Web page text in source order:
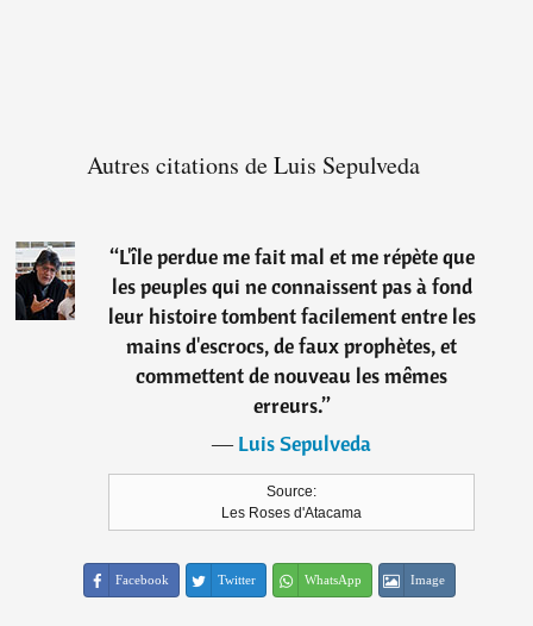
Autres citations de Luis Sepulveda
“L'île perdue me fait mal et me répète que
les peuples qui ne connaissent pas à fond
leur histoire tombent facilement entre les
mains d'escrocs, de faux prophètes, et
commettent de nouveau les mêmes
erreurs.”
―Luis Sepulveda
Source:
Les Roses d'Atacama
Facebook Twitter WhatsApp Image